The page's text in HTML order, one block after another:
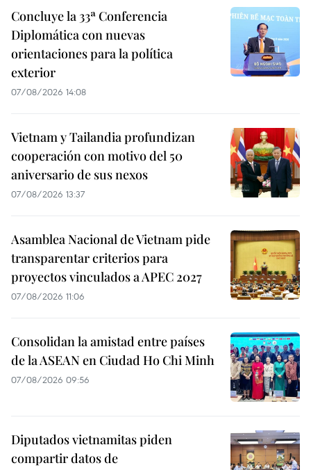
Concluye la 33ª Conferencia
Diplomática con nuevas
orientaciones para la política
exterior
07/08/2026 14:08
Vietnam y Tailandia profundizan
cooperación con motivo del 50
aniversario de sus nexos
07/08/2026 13:37
Asamblea Nacional de Vietnam pide
transparentar criterios para
proyectos vinculados a APEC 2027
07/08/2026 11:06
Consolidan la amistad entre países
de la ASEAN en Ciudad Ho Chi Minh
07/08/2026 09:56
Diputados vietnamitas piden
compartir datos de